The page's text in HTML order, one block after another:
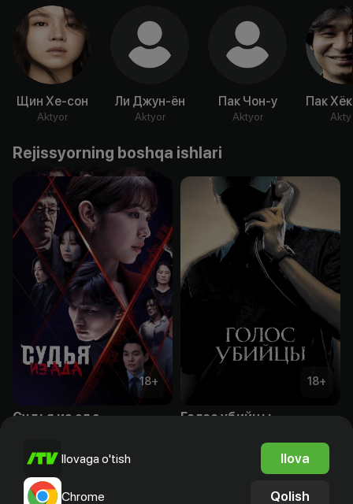
Щин Хе-сон
Aktyor
Ли Джун-ён
Aktyor
Пак Чон-у
Aktyor
Пак
Rejissyorning boshqa ishlari
18+
Судья из ада
18+
Голос убийцы
Ilovaga o'tish Ilova
Chrome Qolish